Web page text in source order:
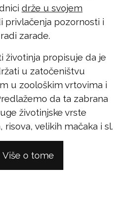
drže u svojem
privlačenja pozornosti i
zarade.
životinja propisuje da je
u zatočeništvu
u zoološkim vrtovima i
da ta zabrana
životinjske vrste
risova, velikih mačaka i sl.
Više o tome